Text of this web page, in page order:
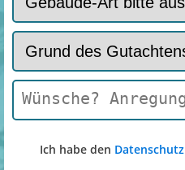
Ich habe den Datenschutz